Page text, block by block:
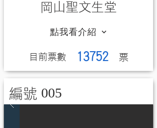
岡山聖文生堂
點我看介紹
13752
​目前票數 ​票
編號 005